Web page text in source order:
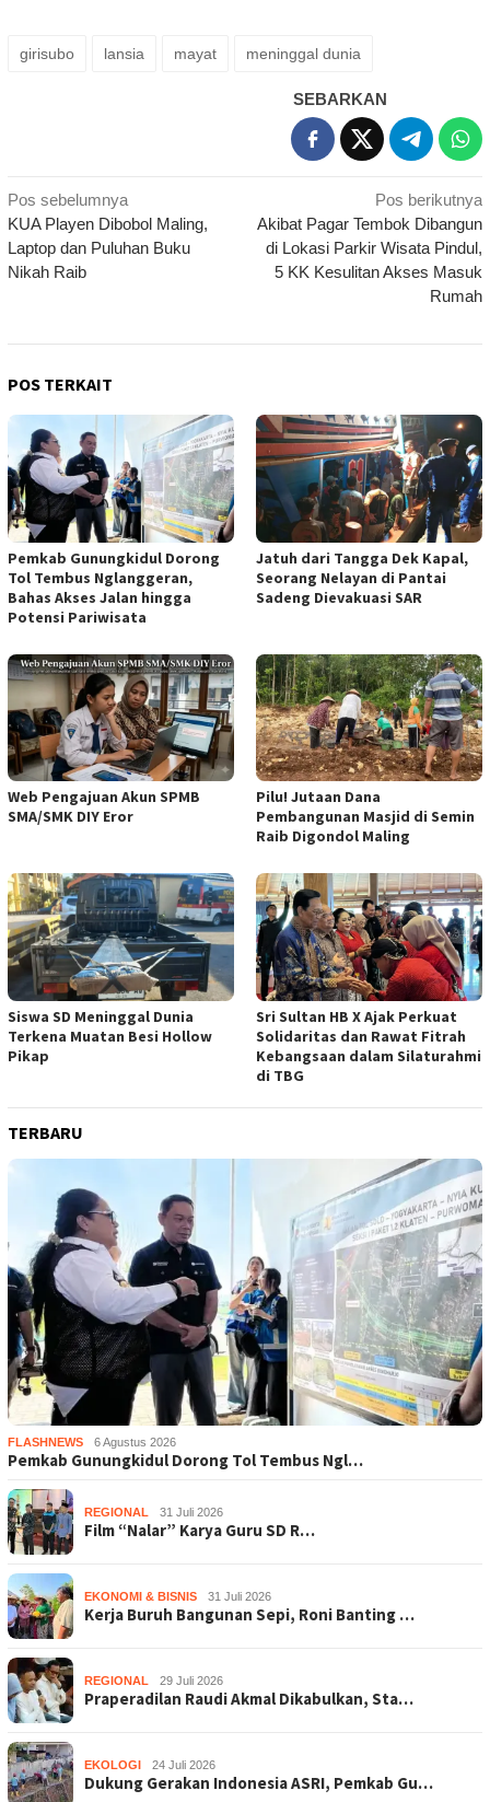
girisubo lansia mayat meninggal dunia
SEBARKAN
Navigasi
pos
Pos sebelumnya
KUA Playen Dibobol Maling,
Laptop dan Puluhan Buku
Nikah Raib
Pos berikutnya
Akibat Pagar Tembok Dibangun
di Lokasi Parkir Wisata Pindul,
5 KK Kesulitan Akses Masuk
Rumah
POS TERKAIT
Pemkab Gunungkidul Dorong
Tol Tembus Nglanggeran,
Bahas Akses Jalan hingga
Potensi Pariwisata
Jatuh dari Tangga Dek Kapal,
Seorang Nelayan di Pantai
Sadeng Dievakuasi SAR
Web Pengajuan Akun SPMB
SMA/SMK DIY Eror
Pilu! Jutaan Dana
Pembangunan Masjid di Semin
Raib Digondol Maling
Siswa SD Meninggal Dunia
Terkena Muatan Besi Hollow
Pikap
Sri Sultan HB X Ajak Perkuat
Solidaritas dan Rawat Fitrah
Kebangsaan dalam Silaturahmi
di TBG
TERBARU
FLASHNEWS 6 Agustus 2026
Pemkab Gunungkidul Dorong Tol Tembus Ngl…
REGIONAL 31 Juli 2026
Film “Nalar” Karya Guru SD R…
EKONOMI & BISNIS 31 Juli 2026
Kerja Buruh Bangunan Sepi, Roni Banting …
REGIONAL 29 Juli 2026
Praperadilan Raudi Akmal Dikabulkan, Sta…
EKOLOGI 24 Juli 2026
Dukung Gerakan Indonesia ASRI, Pemkab Gu…